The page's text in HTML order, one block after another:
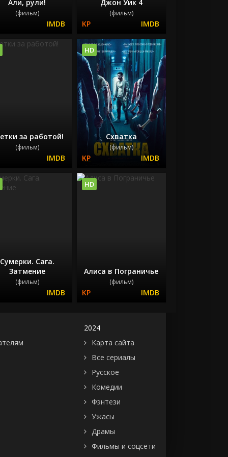
Али, рули!
(фильм)
Джон Уик 4
(фильм)
за работой!
(фильм)
Схватка
(фильм)
HD
Сумерки. Сага.
Затмение
(фильм)
Алиса в Пограничье
(фильм)
HD
2024
Карта сайта
Все сериалы
Русское
Комедии
Фэнтези
Ужасы
Драмы
Фильмы и соцсети